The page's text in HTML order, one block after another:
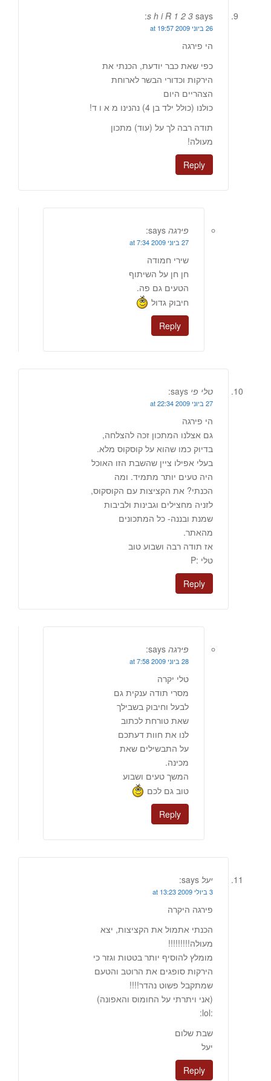
s h i R 1 2 3 says:
26 ביוני 2009 at 19:57
הי פירגה
כפי שאת כבר יודעת, הכנתי את
הירקות וכדורי הבשר לארוחת
הצהריים היום
כולנו (כולל ילד בן 4) נהנינו מ א ו ד!
תודה רבה לך על (עוד) מתכון
מעולה!
Reply
פירגה says:
27 ביוני 2009 at 7:34
שירי חמודה
חן חן על השיתוף
הטעים גם פה.
חיבוק גדול
Reply
טלי פי says:
27 ביוני 2009 at 22:34
הי פירגה
גם אצלנו המתכון זכה להצלחה,
בדיוק כמו שהוא על קוסקוס מלא.
בעלי אפילו ציין שהשבת הזו האוכל
היה טעים יותר מתמיד. ומה
הכנתי? את הקציצות עם הקוסקוס,
לזניה מחצילים וגבינות ולביבות
שמנת ובננה- כל המתכונים
מהאתר.
אז תודה רבה ושבוע טוב
טלי :P
Reply
פירגה says:
28 ביוני 2009 at 7:58
טלי יקרה
מסרי תודה ענקית גם
לבעל וחיבוק בשבילך
שאת טורחת לכתוב
לנו את חוות דעתכם
על התבשילים שאת
מכינה.
המשך טעים ושבוע
טוב גם לכם
Reply
יעל says:
3 ביולי 2009 at 13:23
פירגה היקרה
הכנתי אתמול את הקציצות, יצא
מעולה!!!!!!!!!
מומלץ להוסיף יותר בטטות וגזר כי
הירקות סופגים את הרוטב והטעם
שמתקבל פשוט נהדר!!!!
(אני ויתרתי על החומוס והאפונה)
:lol:
שבת שלום
יעל
Reply